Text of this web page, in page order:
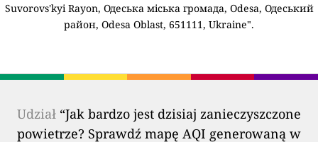
Suvorovs'kyi Rayon, Одеська міська громада, Odesa, Одеський
район, Odesa Oblast, 651111, Ukraine".
Udział “Jak bardzo jest dzisiaj zanieczyszczone
powietrze? Sprawdź mapę AQI generowaną w